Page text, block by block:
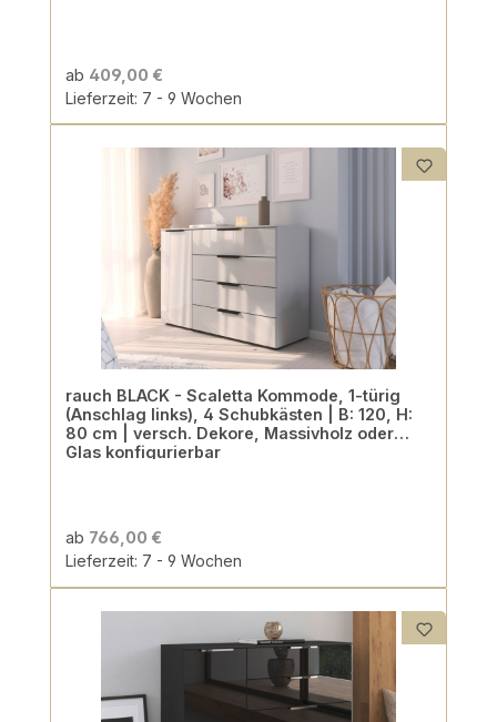
ab 409,00 €
Lieferzeit: 7 - 9 Wochen
rauch BLACK - Scaletta Kommode, 1-türig
(Anschlag links), 4 Schubkästen | B: 120, H:
80 cm | versch. Dekore, Massivholz oder
Glas konfigurierbar
ab 766,00 €
Lieferzeit: 7 - 9 Wochen